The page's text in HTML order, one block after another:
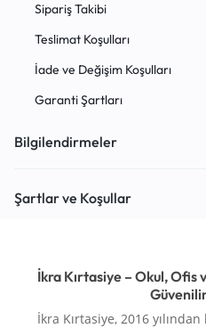
Sipariş Takibi
Teslimat Koşulları
İade ve Değişim Koşulları
Garanti Şartları
Bilgilendirmeler
Şartlar ve Koşullar
İkra Kırtasiye – Okul,
İkra Kırtasiye, 2016